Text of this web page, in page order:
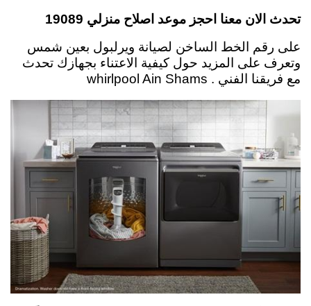
تحدث الان معنا احجز موعد اصلاح منزلي 19089
على رقم الخط الساخن لصيانة ويرلبول بعين شمس
وتعرف على المزيد حول كيفية الاعتناء بجهازك تحدث
مع فريقنا الفني . whirlpool Ain Shams